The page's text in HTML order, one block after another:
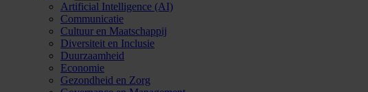
Artificial Intelligence (AI)
Communicatie
Cultuur en Maatschappij
Diversiteit en Inclusie
Duurzaamheid
Economie
Gezondheid en Zorg